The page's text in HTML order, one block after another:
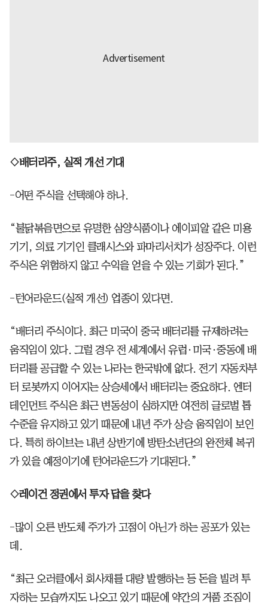
◇배터리주, 실적 개선 기대
-어떤 주식을 선택해야 하나.
“불닭볶음면으로 유명한 삼양식품이나 에이피알 같은 미용
기기, 의료 기기인 클래시스와 파마리서치가 성장주다. 이런
주식은 위험하지 않고 수익을 얻을 수 있는 기회가 된다.”
-턴어라운드(실적 개선) 업종이 있다면.
“배터리 주식이다. 최근 미국이 중국 배터리를 규제하려는
움직임이 있다. 그럴 경우 전 세계에서 유럽·미국·중동에 배
터리를 공급할 수 있는 나라는 한국밖에 없다. 전기 자동차부
터 로봇까지 이어지는 상승세에서 배터리는 중요하다. 엔터
테인먼트 주식은 최근 변동성이 심하지만 여전히 글로벌 톱
수준을 유지하고 있기 때문에 내년 주가 상승 움직임이 보인
다. 특히 하이브는 내년 상반기에 방탄소년단의 완전체 복귀
가 있을 예정이기에 턴어라운드가 기대된다.”
◇레이건 정권에서 투자 답을 찾다
-많이 오른 반도체 주가가 고점이 아닌가 하는 공포가 있는
데.
“최근 오러클에서 회사채를 대량 발행하는 등 돈을 빌려 투
자하는 모습까지도 나오고 있기 때문에 약간의 거품 조짐이